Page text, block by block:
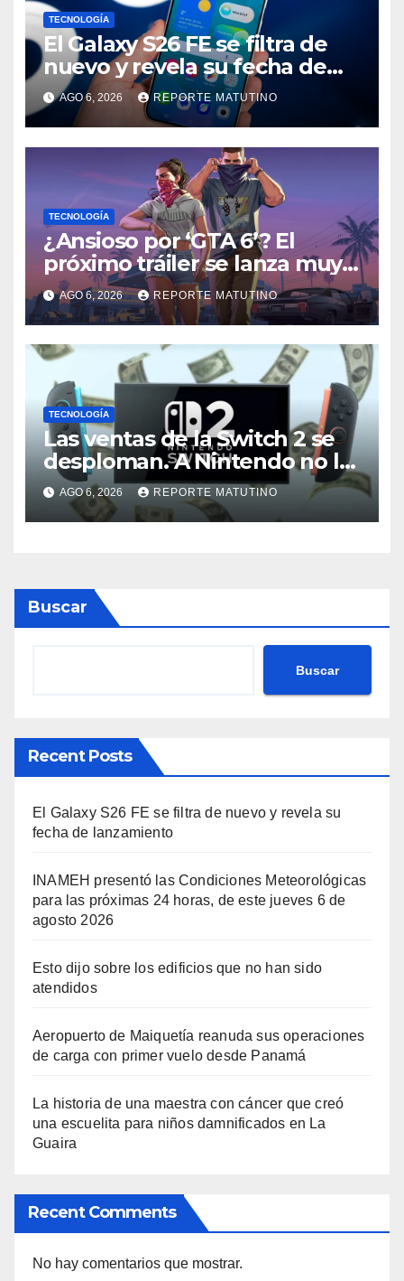
TECNOLOGÍA
El Galaxy S26 FE se filtra de
nuevo y revela su fecha de
lanzamiento
AGO 6, 2026 REPORTE MATUTINO
TECNOLOGÍA
¿Ansioso por ‘GTA 6’? El
próximo tráiler se lanza muy
pronto… en Netflix
AGO 6, 2026 REPORTE MATUTINO
TECNOLOGÍA
Las ventas de la Switch 2 se
desploman. A Nintendo no le
preocupa (y por una buena
razón)
AGO 6, 2026 REPORTE MATUTINO
Buscar
Buscar
Recent Posts
El Galaxy S26 FE se filtra de nuevo y revela su
fecha de lanzamiento
INAMEH presentó las Condiciones Meteorológicas
para las próximas 24 horas, de este jueves 6 de
agosto 2026
Esto dijo sobre los edificios que no han sido
atendidos
Aeropuerto de Maiquetía reanuda sus operaciones
de carga con primer vuelo desde Panamá
La historia de una maestra con cáncer que creó
una escuelita para niños damnificados en La
Guaira
Recent Comments
No hay comentarios que mostrar.